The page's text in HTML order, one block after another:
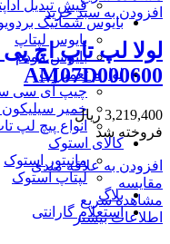
فیش تبدیل
بایوس شماتیک
بایوس لپتاپ
بایوس مودم
لوازم تعمیرات
چیپ آی سی
خمیر
انواع پیچ لپ
کالای استوک
مانیتور استوک
لپتاپ استوک
بلاگ
استعلام گارانتی
افزودن به سبد خرید
AM07D000600
3,219,400 ریال
فروخته شد
افزودن به علاقه مندی
مقایسه
مشاهده سریع
اطلاعات بیشتر